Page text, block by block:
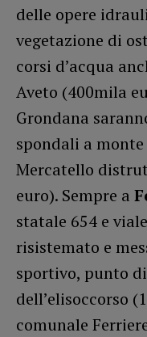
delle opere
vegetazione di
corsi d’acqua
Aveto (400mila
Grondana
spondali a
Mercatello
euro). Sempre a
statale 654 e
risistemato e
sportivo, punto
dell’elisoccorso
comunale